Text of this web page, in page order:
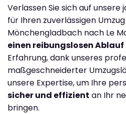
Verlassen Sie sich auf
für Ihren zuverlässigen
Mönchengladbach nach Le
einen reibungslosen Ablauf
Erfahrung, dank unseres
maßgeschneiderter
unsere Expertise, um Ihre
sicher und effizient an Ihr
bringen.